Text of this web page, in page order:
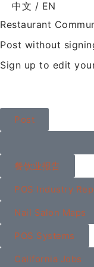
中文 / EN
Restaurant
Post without
Sign up to edit
Post
餐饮业报告
POS Industry
Nail Salon Maps
POS Systems
California Jobs